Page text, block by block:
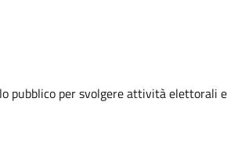
pubblico per svolgere attività elettorali e